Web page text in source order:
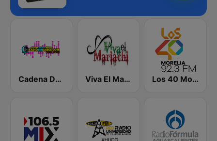
Cadena Dance México Viva El Mariachi Los 40 Morelia